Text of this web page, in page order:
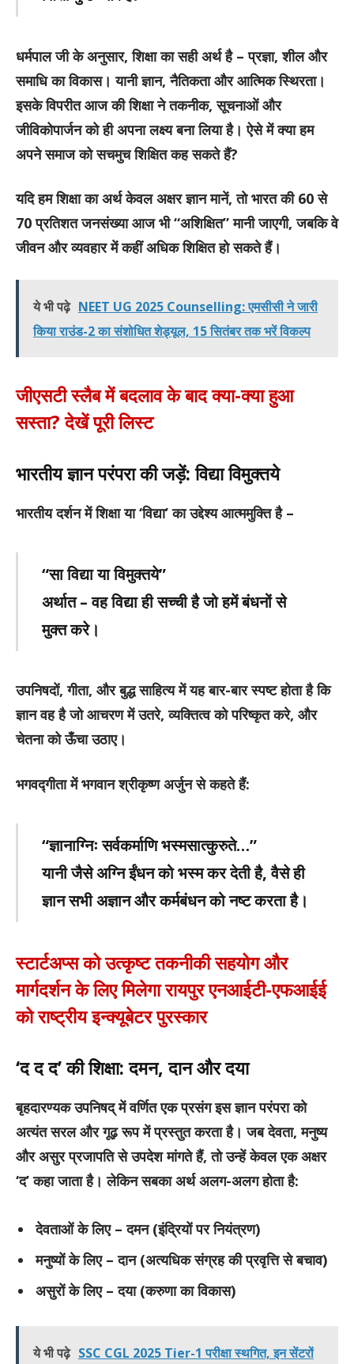
धर्मपाल जी के अनुसार, शिक्षा का सही अर्थ है – प्रज्ञा, शील और
समाधि का विकास। यानी ज्ञान, नैतिकता और आत्मिक स्थिरता।
इसके विपरीत आज की शिक्षा ने तकनीक, सूचनाओं और
जीविकोपार्जन को ही अपना लक्ष्य बना लिया है। ऐसे में क्या हम
अपने समाज को सचमुच शिक्षित कह सकते हैं?
यदि हम शिक्षा का अर्थ केवल अक्षर ज्ञान मानें, तो भारत की 60 से
70 प्रतिशत जनसंख्या आज भी “अशिक्षित” मानी जाएगी, जबकि वे
जीवन और व्यवहार में कहीं अधिक शिक्षित हो सकते हैं।
ये भी पढ़े NEET UG 2025 Counselling: एमसीसी ने जारी
किया राउंड-2 का संशोधित शेड्यूल, 15 सितंबर तक भरें विकल्प
जीएसटी स्लैब में बदलाव के बाद क्या-क्या हुआ
सस्ता? देखें पूरी लिस्ट
भारतीय ज्ञान परंपरा की जड़ें: विद्या विमुक्तये
भारतीय दर्शन में शिक्षा या ‘विद्या’ का उद्देश्य आत्ममुक्ति है –
“सा विद्या या विमुक्तये”
अर्थात – वह विद्या ही सच्ची है जो हमें बंधनों से
मुक्त करे।
उपनिषदों, गीता, और बुद्ध साहित्य में यह बार-बार स्पष्ट होता है कि
ज्ञान वह है जो आचरण में उतरे, व्यक्तित्व को परिष्कृत करे, और
चेतना को ऊँचा उठाए।
भगवद्गीता में भगवान श्रीकृष्ण अर्जुन से कहते हैं:
“ज्ञानाग्निः सर्वकर्माणि भस्मसात्कुरुते…”
यानी जैसे अग्नि ईंधन को भस्म कर देती है, वैसे ही
ज्ञान सभी अज्ञान और कर्मबंधन को नष्ट करता है।
स्टार्टअप्स को उत्कृष्ट तकनीकी सहयोग और
मार्गदर्शन के लिए मिलेगा रायपुर एनआईटी-एफआईई
को राष्ट्रीय इन्क्यूबेटर पुरस्कार
‘द द द’ की शिक्षा: दमन, दान और दया
बृहदारण्यक उपनिषद् में वर्णित एक प्रसंग इस ज्ञान परंपरा को
अत्यंत सरल और गूढ़ रूप में प्रस्तुत करता है। जब देवता, मनुष्य
और असुर प्रजापति से उपदेश मांगते हैं, तो उन्हें केवल एक अक्षर
‘द’ कहा जाता है। लेकिन सबका अर्थ अलग-अलग होता है:
देवताओं के लिए – दमन (इंद्रियों पर नियंत्रण)
मनुष्यों के लिए – दान (अत्यधिक संग्रह की प्रवृत्ति से बचाव)
असुरों के लिए – दया (करुणा का विकास)
ये भी पढ़े SSC CGL 2025 Tier-1 परीक्षा स्थगित, इन सेंटरों